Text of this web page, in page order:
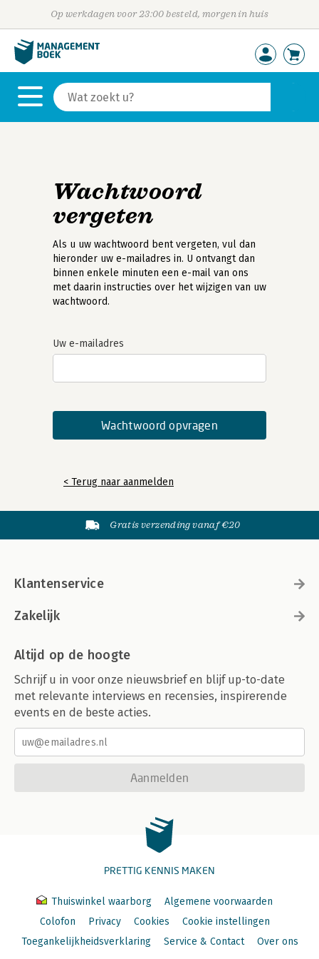
Op werkdagen voor 23:00 besteld, morgen in huis
Wachtwoord
vergeten
Als u uw wachtwoord bent vergeten, vul dan
hieronder uw e-mailadres in. U ontvangt dan
binnen enkele minuten een e-mail van ons
met daarin instructies over het wijzigen van uw
wachtwoord.
Uw e-mailadres
< Terug naar aanmelden
Gratis verzending vanaf €20
Klantenservice
Zakelijk
Altijd op de hoogte
Schrijf u in voor onze nieuwsbrief en blijf up-to-date
met relevante interviews en recensies, inspirerende
events en de beste acties.
Aanmelden
PRETTIG KENNIS MAKEN
Thuiswinkel waarborg
Algemene voorwaarden
Colofon
Privacy Cookies
Cookie instellingen
Toegankelijkheidsverklaring
Service & Contact Over ons